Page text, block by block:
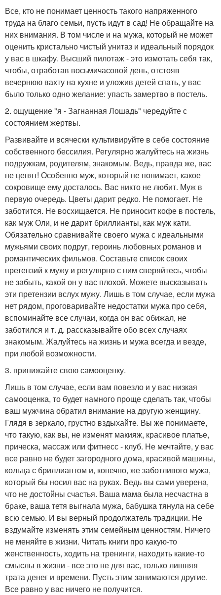
Все, кто не понимает ценность такого напряженного
труда на благо семьи, пусть идут в сад! Не обращайте на
них внимания. В том числе и на мужа, который не может
оценить кристально чистый унитаз и идеальный порядок
у вас в шкафу. Высший пилотаж - это измотать себя так,
чтобы, отработав восьмичасовой день, отстояв
вечернюю вахту на кухне и уложив детей спать, у вас
было только одно желание: упасть замертво в постель.
2. ощущение "я - Загнанная Лошадь" чередуйте с
состоянием жертвы.
Развивайте и всячески культивируйте в себе состояние
собственного бессилия. Регулярно жалуйтесь на жизнь
подружкам, родителям, знакомым. Ведь, правда же, вас
не ценят! Особенно муж, который не понимает, какое
сокровище ему досталось. Вас никто не любит. Муж в
первую очередь. Цветы дарит редко. Не помогает. Не
заботится. Не восхищается. Не приносит кофе в постель,
как муж Оли, и не дарит бриллианты, как муж кати.
Обязательно сравнивайте своего мужа с идеальными
мужьями своих подруг, героинь любовных романов и
романтических фильмов. Составьте список своих
претензий к мужу и регулярно с ним сверяйтесь, чтобы
не забыть, какой он у вас плохой. Можете высказывать
эти претензии вслух мужу. Лишь в том случае, если мужа
нет рядом, проговаривайте недостатки мужа про себя,
вспоминайте все случаи, когда он вас обижал, не
заботился и т. д. рассказывайте обо всех случаях
знакомым. Жалуйтесь на жизнь и мужа всегда и везде,
при любой возможности.
3. принижайте свою самооценку.
Лишь в том случае, если вам повезло и у вас низкая
самооценка, то будет намного проще сделать так, чтобы
ваш мужчина обратил внимание на другую женщину.
Глядя в зеркало, грустно вздыхайте. Вы же понимаете,
что такую, как вы, не изменят макияж, красивое платье,
прическа, массаж или фитнесс - клуб. Не мечтайте, у вас
все равно не будет загородного дома, красивой машины,
кольца с бриллиантом и, конечно, же заботливого мужа,
который бы носил вас на руках. Ведь вы сами уверена,
что не достойны счастья. Ваша мама была несчастна в
браке, ваша тетя выгнала мужа, бабушка тянула на себе
всю семью. И вы верный продолжатель традиции. Не
вздумайте изменять этим семейным ценностям. Ничего
не меняйте в жизни. Читать книги про какую-то
женственность, ходить на тренинги, находить какие-то
смыслы в жизни - все это не для вас, только лишняя
трата денег и времени. Пусть этим занимаются другие.
Все равно у вас ничего не получится.